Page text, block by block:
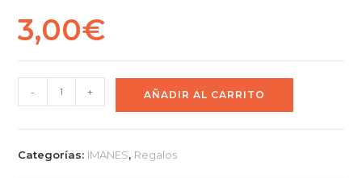
3,00€
- + AÑADIR AL CARRITO
Categorías: IMANES, Regalos